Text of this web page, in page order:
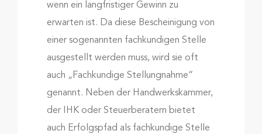
wenn ein langfristiger Gewinn zu
erwarten ist. Da diese Bescheinigung von
einer sogenannten fachkundigen Stelle
ausgestellt werden muss, wird sie oft
auch „Fachkundige Stellungnahme“
genannt. Neben der Handwerkskammer,
der IHK oder Steuerberatern bietet
auch Erfolgspfad als fachkundige Stelle